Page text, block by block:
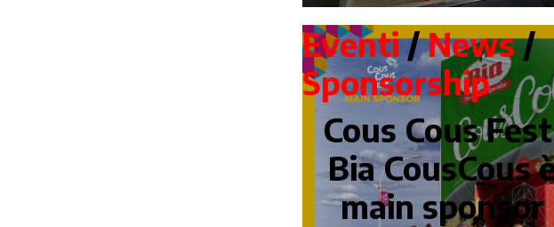
Eventi/News/
Sponsorship
Cous Cous
Bia CousCous
main sponsor